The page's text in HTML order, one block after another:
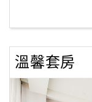
溫馨套房